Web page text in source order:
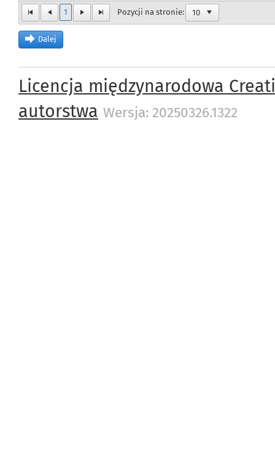
1 Pozycji na stronie:
Dalej
Licencja międzynarodowa
autorstwa Wersja: 20250326.1322